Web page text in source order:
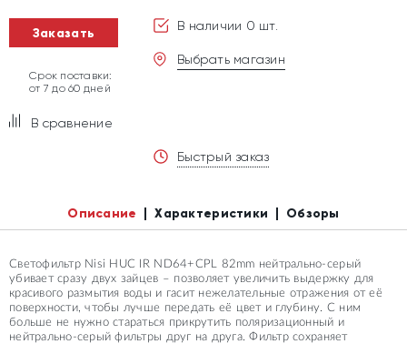
Заказать
Срок поставки:
от 7 до 60 дней
В сравнение
В наличии 0 шт.
Выбрать магазин
Быстрый заказ
Описание Характеристики Обзоры
Светофильтр Nisi HUC IR ND64+CPL 82mm нейтрально-серый
убивает сразу двух зайцев – позволяет увеличить выдержку для
красивого размытия воды и гасит нежелательные отражения от её
поверхности, чтобы лучше передать её цвет и глубину. С ним
больше не нужно стараться прикрутить поляризационный и
нейтрально-серый фильтры друг на друга. Фильтр сохраняет